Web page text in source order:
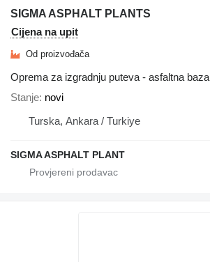
SIGMA ASPHALT PLANTS
Cijena na upit
Od proizvođača
Oprema za izgradnju puteva - asfaltna baza
Stanje novi
Turska, Ankara / Turkiye
SIGMA ASPHALT PLANT